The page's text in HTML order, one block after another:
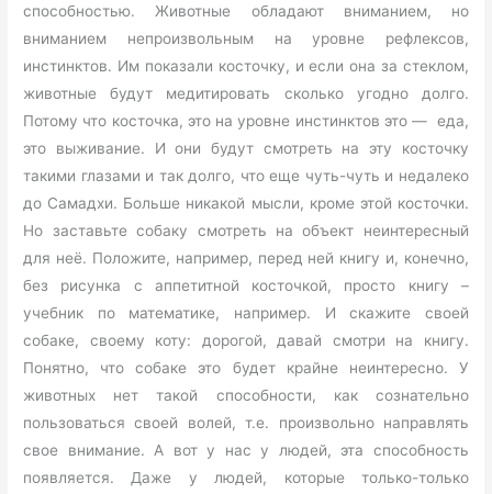
способностью. Животные обладают вниманием, но
вниманием непроизвольным на уровне рефлексов,
инстинктов. Им показали косточку, и если она за стеклом,
животные будут медитировать сколько угодно долго.
Потому что косточка, это на уровне инстинктов это — еда,
это выживание. И они будут смотреть на эту косточку
такими глазами и так долго, что еще чуть-чуть и недалеко
до Самадхи. Больше никакой мысли, кроме этой косточки.
Но заставьте собаку смотреть на объект неинтересный
для неё. Положите, например, перед ней книгу и, конечно,
без рисунка с аппетитной косточкой, просто книгу –
учебник по математике, например. И скажите своей
собаке, своему коту: дорогой, давай смотри на книгу.
Понятно, что собаке это будет крайне неинтересно. У
животных нет такой способности, как сознательно
пользоваться своей волей, т.е. произвольно направлять
свое внимание. А вот у нас у людей, эта способность
появляется. Даже у людей, которые только-только